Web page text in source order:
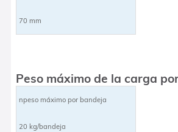
70 mm
Peso máximo de la carga
npeso máximo por bandeja
20 kg/bandeja